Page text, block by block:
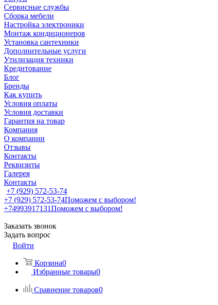
Сервисные службы
Сборка мебели
Настройка электроники
Монтаж кондиционеров
Установка сантехники
Дополнительные услуги
Утилизация техники
Кредитование
Блог
Бренды
Как купить
Условия оплаты
Условия доставки
Гарантия на товар
Компания
О компании
Отзывы
Контакты
Реквизиты
Галерея
Контакты
+7 (929) 572-53-74
+7 (929) 572-53-74Поможем с выбором!
+74993917131Поможем с выбором!
Заказать звонок
Задать вопрос
Войти
Корзина0
Избранные товары0
Сравнение товаров0